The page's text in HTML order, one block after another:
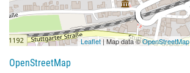
Leaflet | Map data ©OpenStreetMap
OpenStreetMap